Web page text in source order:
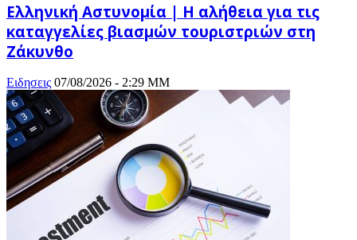
Ελληνική Αστυνομία | Η αλήθεια για τις
καταγγελίες βιασμών τουριστριών στη
Ζάκυνθο
Ειδησεις 07/08/2026 - 2:29 ΜΜ